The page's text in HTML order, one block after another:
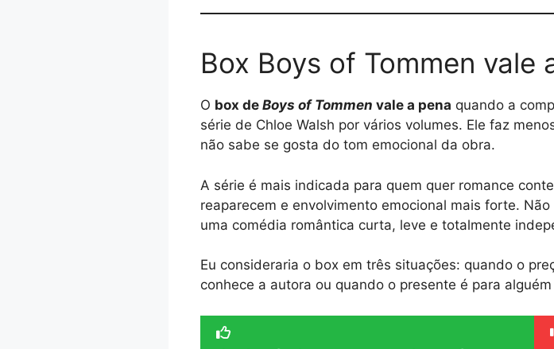
Box Boys of Tommen vale
O box de Boys of Tommen vale a pena quando a
série de Chloe Walsh por vários volumes. Ele faz
não sabe se gosta do tom emocional da obra.
A série é mais indicada para quem quer romance
reaparecem e envolvimento emocional mais forte.
uma comédia romântica curta, leve e totalmente
Eu consideraria o box em três situações: quando o
conhece a autora ou quando o presente é para